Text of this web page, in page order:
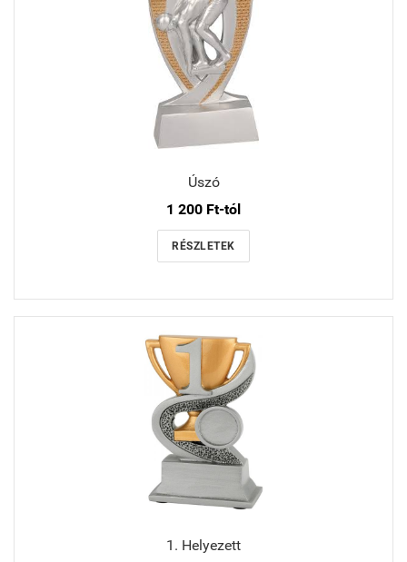
Úszó
1 200 Ft-tól
RÉSZLETEK
1. Helyezett